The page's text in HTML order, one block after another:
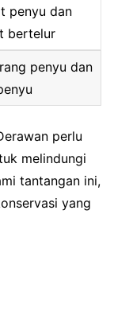
penyu dan
bertelur
penyu dan
perlu
melindungi
tantangan ini,
yang